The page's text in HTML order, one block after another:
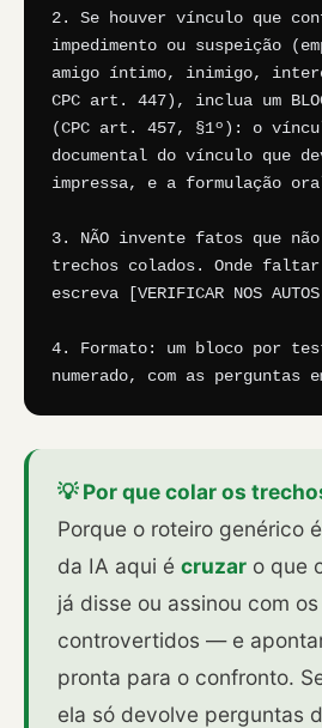
2. Se houver vínculo que
impedimento ou suspeição
amigo íntimo, inimigo,
CPC art. 447), inclua um
(CPC art. 457, §1º): o
documental do vínculo que
impressa, e a formulação
3. NÃO invente fatos que
trechos colados. Onde faltar
escreva [VERIFICAR NOS
4. Formato: um bloco por
numerado, com as perguntas
💡 Por que colar os
Porque o roteiro genérico
da IA aqui é cruzar o que
já disse ou assinou com
controvertidos — e
pronta para o confronto.
ela só devolve perguntas